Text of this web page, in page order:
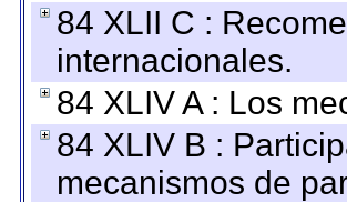
84 XLII C :
internacionales.
84 XLIV A : Los
84 XLIV B :
mecanismos de